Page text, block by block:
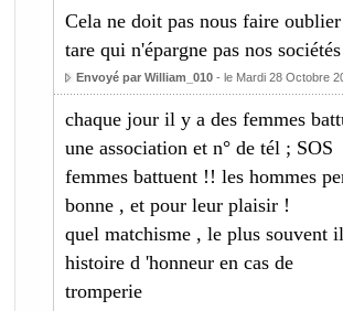
Cela ne doit pas nous faire
tare qui n'épargne pas nos
Envoyé par William_010- le Mardi 28 Octobre
chaque jour il y a des femmes
une association et n° de tél ; SOS
femmes battuent !! les hommes
bonne , et pour leur plaisir !
quel matchisme , le plus souvent
histoire d 'honneur en cas de
tromperie